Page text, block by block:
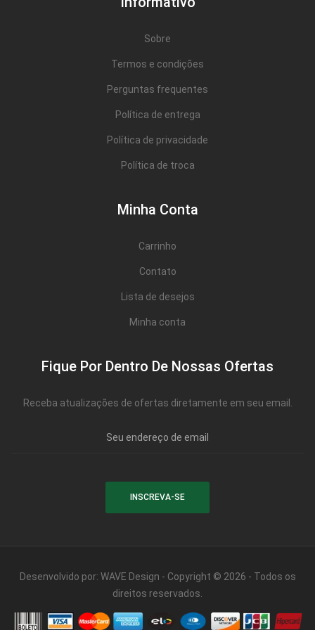
Sobre
Termos e condições
Perguntas frequentes
Política de entrega
Política de privacidade
Política de troca
Minha Conta
Carrinho
Contato
Lista de desejos
Minha conta
Fique Por Dentro De Nossas Ofertas
Receba atualizações de ofertas diretamente em seu email.
Desenvolvido por: WAVE Design - Copyright © 2026 - Todos os
direitos reservados.